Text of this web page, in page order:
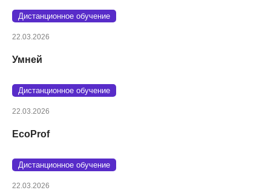
Дистанционное обучение
22.03.2026
Умней
Дистанционное обучение
22.03.2026
EcoProf
Дистанционное обучение
22.03.2026